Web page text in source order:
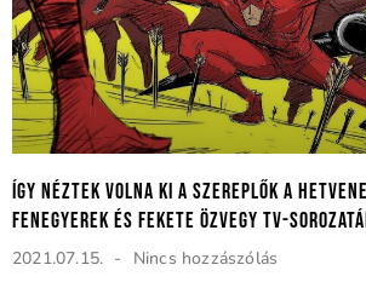
Így néztek volna ki a szereplők a
Fenegyerek és Fekete Özvegy TV-
2021.07.15. Nincs hozzászólás